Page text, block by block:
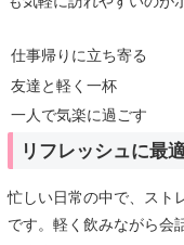
仕事帰りに立ち寄る
友達と軽く一杯
一人で気楽に過ごす
リフレッシュに最
忙しい日常の中で、スト
です。軽く飲みながら会